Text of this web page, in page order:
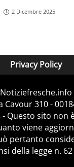
2 Dicembre 2025
Privacy Policy
Cavour 310 -
- Questo sito non
viene
pertanto
della legge n. 62